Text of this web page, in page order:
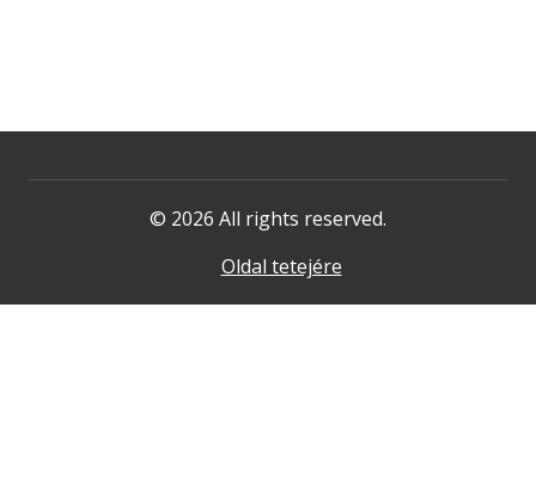
© 2026 All rights reserved.
Oldal tetejére